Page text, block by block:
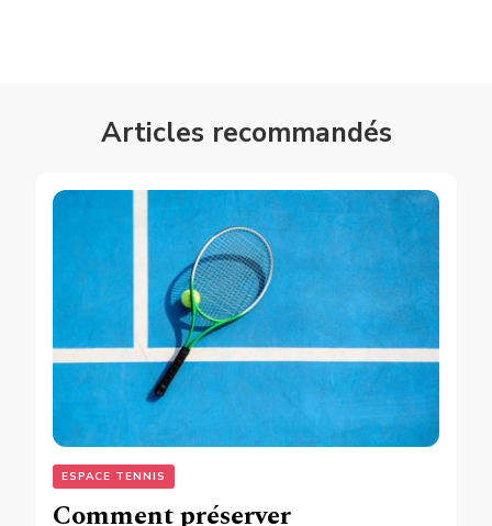
Articles recommandés
ESPACE TENNIS
Comment préserver